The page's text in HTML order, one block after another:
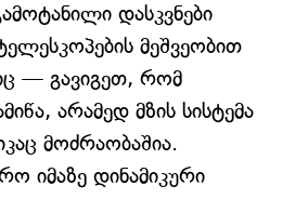
დასკვნები
მეშვეობით
— გავიგეთ, რომ
არამედ მზის სისტემა
მოძრაობაშია.
იმაზე დინამიკური